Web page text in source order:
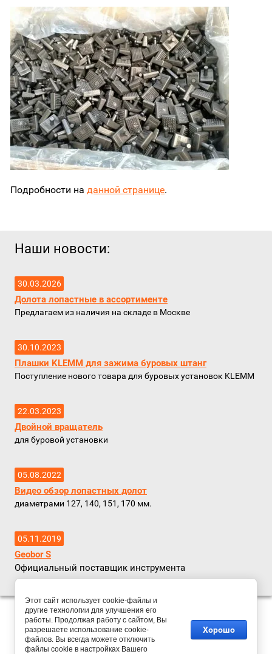
Подробности на данной странице.
Наши новости:
30.03.2026
Долота лопастные в ассортименте
Предлагаем из наличия на складе в Москве
30.10.2023
Плашки KLEMM для зажима буровых штанг
Поступление нового товара для буровых установок KLEMM
22.03.2023
Двойной вращатель
для буровой установки
05.08.2022
Видео обзор лопастных долот
диаметрами 127, 140, 151, 170 мм.
05.11.2019
Geobor S
Официальный поставщик инструмента
Copyright © 2007 - 2026 ООО Экзостра
Создать сайт
в Мегагрупп.ру
Новости компании ЭКЗОСТРА
Этот сайт использует cookie-файлы и
другие технологии для улучшения его
работы. Продолжая работу с сайтом, Вы
разрешаете использование cookie-
файлов. Вы всегда можете отключить
файлы cookie в настройках Вашего
Хорошо